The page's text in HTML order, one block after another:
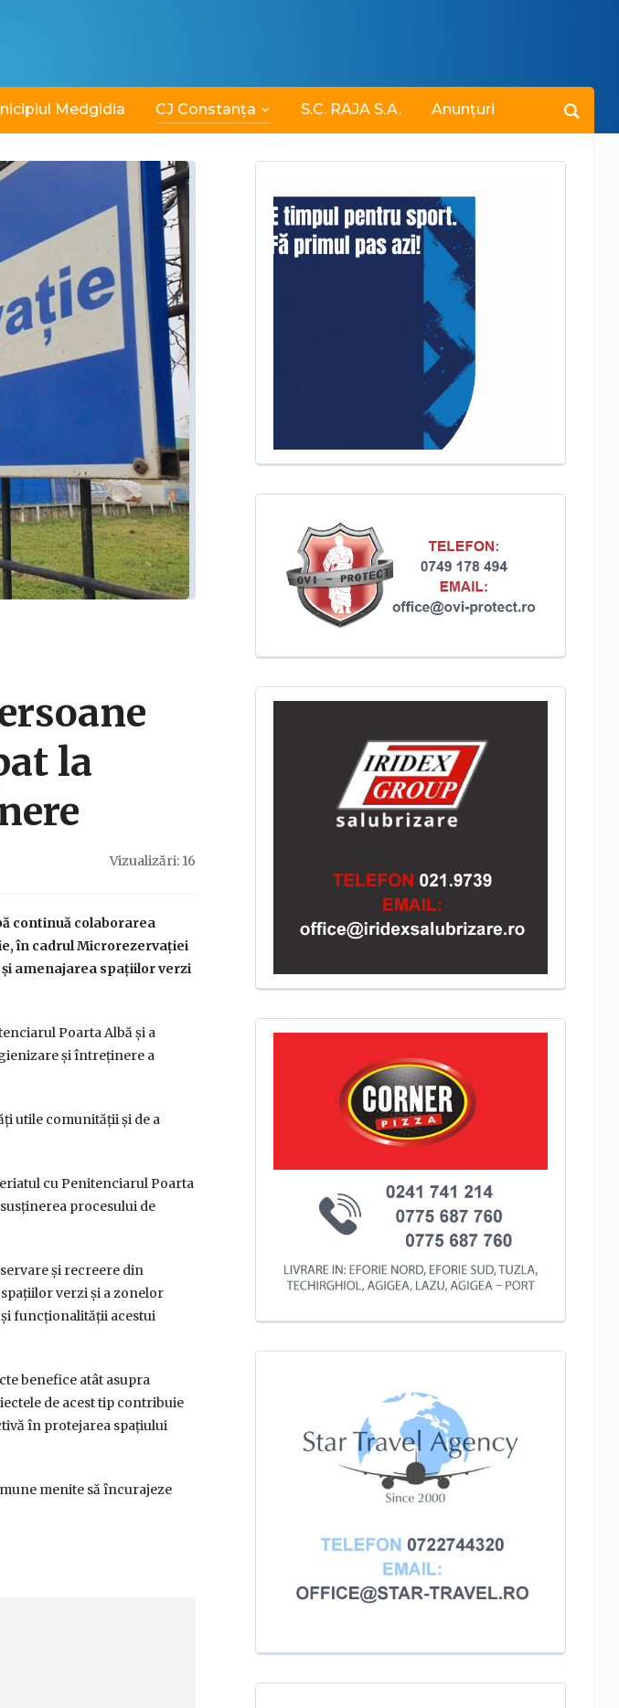
Medgidia CJ Constanța S.C. RAJA S.A. Anunțuri
la
Vizualizări: 16
continuă colaborarea
în cadrul Microrezervației
amenajarea spațiilor verzi
Poarta Albă și a
și întreținere a
utile comunității și de a
cu Penitenciarul Poarta
procesului de
și recreere din
verzi și a zonelor
funcționalității acestui
benefice atât asupra
de acest tip contribuie
în protejarea spațiului
menite să încurajeze